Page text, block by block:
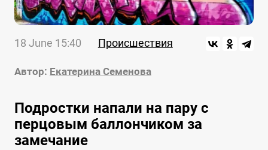
18 June 15:40 Происшествия
Автор: Екатерина Семенова
Подростки напали на пару с
перцовым баллончиком за
замечание